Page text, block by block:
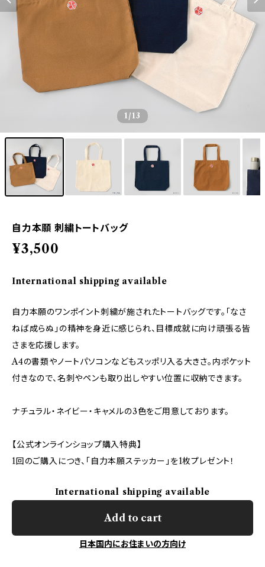
1/13
自力本願 刺繍トートバッグ
¥3,500
International shipping available
自力本願のワンポイント刺繍が施されたトートバッグです。「なさ
ねば成らぬ」の精神を身近に感じられ、目標成就に向け頑張る皆
さまを応援します。
A4の書類やノートパソコンなどもスッポリ入る大きさ。内ポケット
付きなので、名刺やペンも取り出しやすい位置に収納できます。
ナチュラル・ネイビー・キャメルの3色をご用意しております。
【公式オンラインショップ購入特典】
1回のご購入につき、「自力本願ステッカー」を1枚プレゼント！
International shipping available
Add to cart
日本国内にお住まいの方向け